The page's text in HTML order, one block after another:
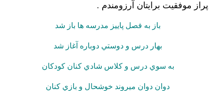
پراز موفقیت برایتان آرزومندم .
باز به فصل پاييز مدرسه ها باز شد
بهار درس و دوستي دوباره آغاز شد
به سوي درس و كلاس شادي كنان كودكان
دوان دوان ميروند خوشحال و بازي كنان